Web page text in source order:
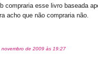
compraria esse livro baseada
acho que não compraria não.
novembro de 2009 às 19:27